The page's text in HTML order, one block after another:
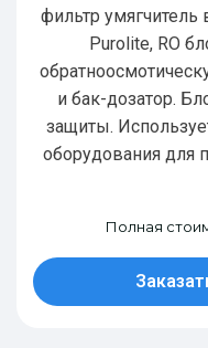
фильтр
Purolite, RO
и бак-дозатор.
защиты.
оборудования для
Полная